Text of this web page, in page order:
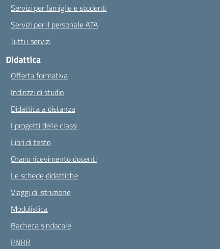
Servizi per famiglie e studenti
Servizi per il personale ATA
Tutti i servizi
Didattica
Offerta formativa
Indirizzi di studio
Didattica a distanza
I progetti delle classi
Libri di testo
Orario ricevimento docenti
Le schede didattiche
Viaggi di istruzione
Modulistica
Bacheca sindacale
PNRR